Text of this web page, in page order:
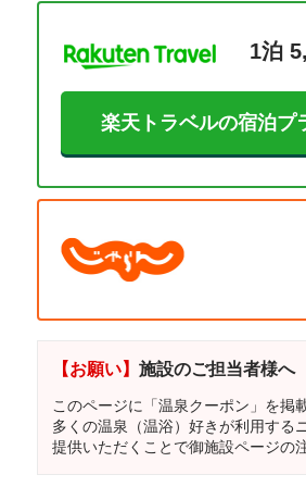
1泊
楽天トラベルの宿泊プ
【お願い】 施設のご担当者様へ
このページに「温泉クーポン」を掲
多くの温泉（温浴）好きが利用する
提供いただくことで御施設ページの